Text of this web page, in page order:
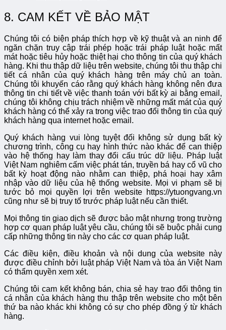
8. CAM KẾT VỀ BẢO MẬT
Chúng tôi có biện pháp thích hợp về kỹ thuật và an ninh để
ngăn chặn truy cập trái phép hoặc trái pháp luật hoặc mất
mát hoặc tiêu hủy hoặc thiệt hại cho thông tin của quý khách
hàng. Khi thu thập dữ liệu trên website, chúng tôi thu thập chi
tiết cá nhân của quý khách hàng trên máy chủ an toàn.
Chúng tôi khuyến cáo rằng quý khách hàng không nên đưa
thông tin chi tiết về việc thanh toán với bất kỳ ai bằng email,
chúng tôi không chịu trách nhiệm về những mất mát của quý
khách hàng có thể xảy ra trong việc trao đổi thông tin của quý
khách hàng qua internet hoặc email.
Quý khách hàng vui lòng tuyệt đối không sử dụng bất kỳ
chương trình, công cụ hay hình thức nào khác để can thiệp
vào hệ thống hay làm thay đổi cấu trúc dữ liệu. Pháp luật
Việt Nam nghiêm cấm việc phát tán, truyền bá hay cổ vũ cho
bất kỳ hoạt động nào nhằm can thiệp, phá hoại hay xâm
nhập vào dữ liệu của hệ thống website. Mọi vi phạm sẽ bị
tước bỏ mọi quyền lợi trên website https://ytuongvang.vn
cũng như sẽ bị truy tố trước pháp luật nếu cần thiết.
Mọi thông tin giao dịch sẽ được bảo mật nhưng trong trường
hợp cơ quan pháp luật yêu cầu, chúng tôi sẽ buộc phải cung
cấp những thông tin này cho các cơ quan pháp luật.
Các điều kiện, điều khoản và nội dung của website này
được điều chỉnh bởi luật pháp Việt Nam và tòa án Việt Nam
có thẩm quyền xem xét.
Chúng tôi cam kết không bán, chia sẻ hay trao đổi thông tin
cá nhân của khách hàng thu thập trên website cho một bên
thứ ba nào khác khi không có sự cho phép đồng ý từ khách
hàng.